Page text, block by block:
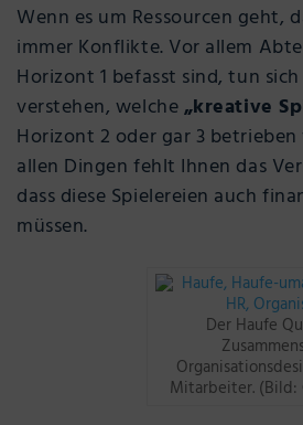
Wenn es um Ressourcen geht,
immer Konflikte. Vor allem
Horizont 1 befasst sind, tun
verstehen, welche„kreative
Horizont 2 oder gar 3
allen Dingen fehlt Ihnen das
dass diese Spielereien auch
müssen.
Der Haufe
Mitarbeiter. (Bild: